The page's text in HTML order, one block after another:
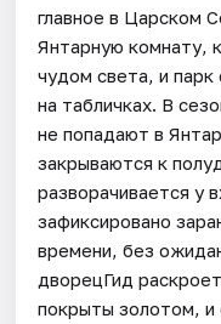
главное в Царском
Янтарную комнату,
чудом света, и
на табличках. В
не попадают в
закрываются к
разворачивается у
зафиксировано
времени, без
дворецГид
покрыты золотом, и